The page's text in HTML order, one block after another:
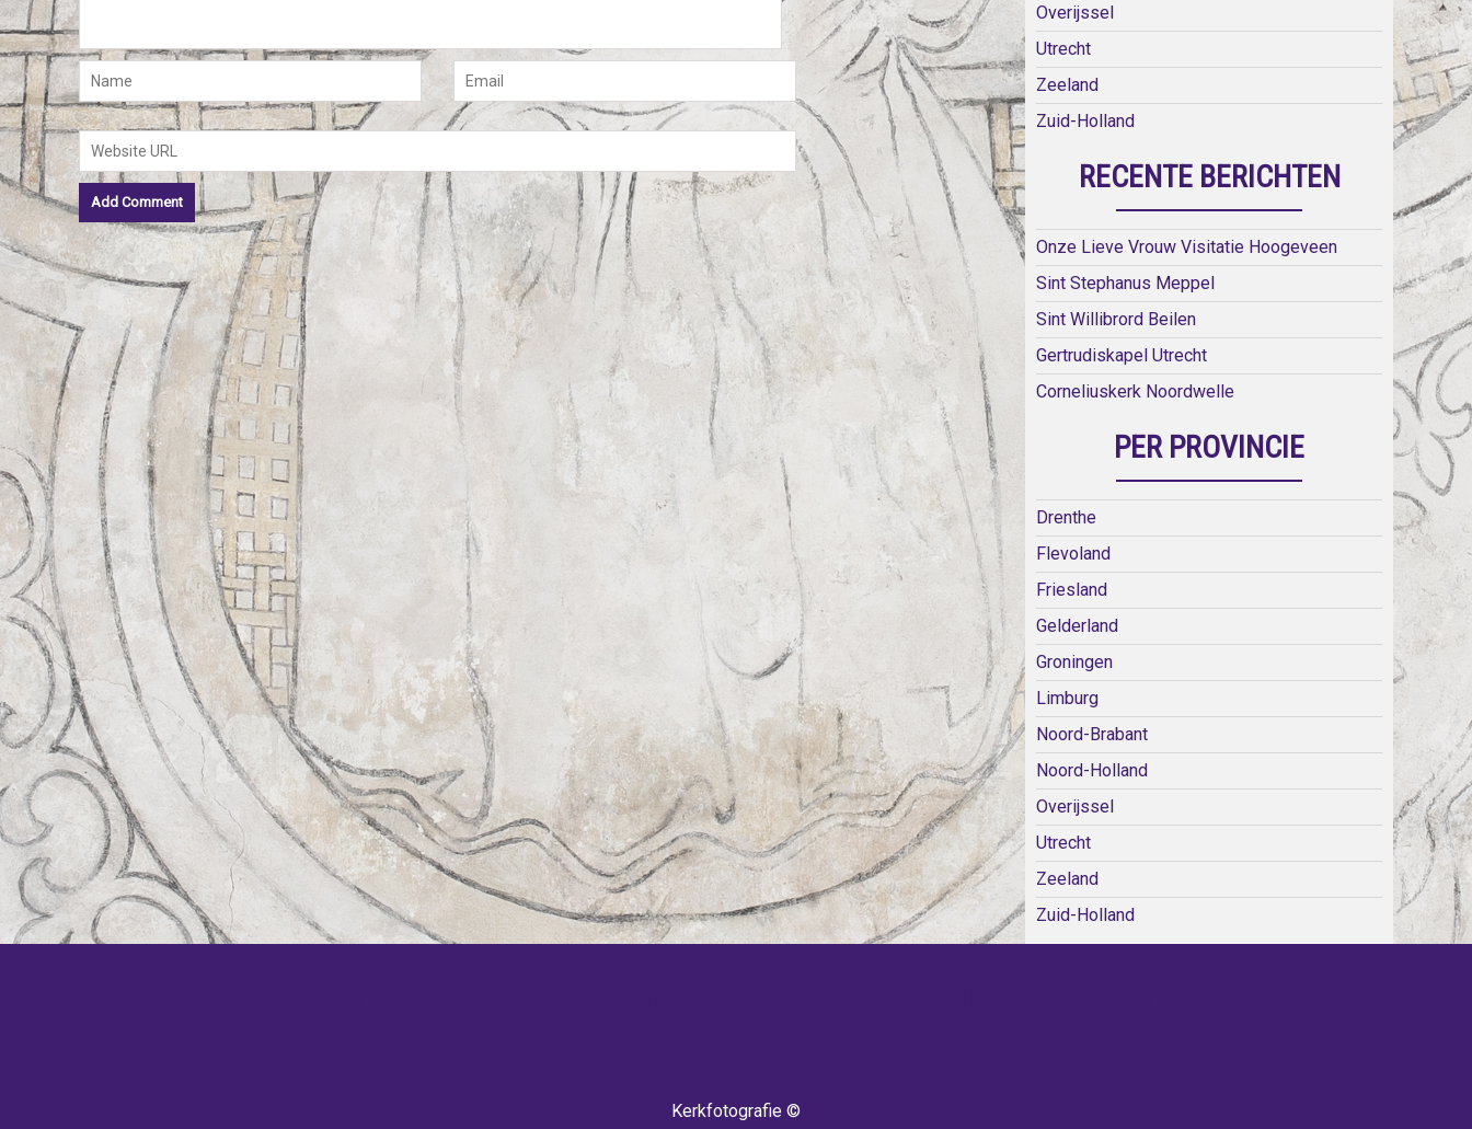
Overijssel
Utrecht
Zeeland
Zuid-Holland
RECENTE BERICHTEN
Onze Lieve Vrouw Visitatie Hoogeveen
Sint Stephanus Meppel
Sint Willibrord Beilen
Gertrudiskapel Utrecht
Corneliuskerk Noordwelle
PER PROVINCIE
Drenthe
Flevoland
Friesland
Gelderland
Groningen
Limburg
Noord-Brabant
Noord-Holland
Overijssel
Utrecht
Zeeland
Zuid-Holland
Kerkfotografie ©